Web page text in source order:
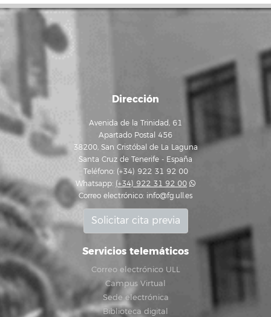
Dirección
Avenida de la Trinidad, 61
Apartado Postal 456
38200, San Cristóbal de La Laguna
Santa Cruz de Tenerife - España
Teléfono: (+34) 922 31 92 00
Whatsapp: (+34) 922 31 92 00
Correo electrónico: info@fg.ull.es
Solicitar cita previa
Servicios telemáticos
Correo electrónico ULL
Campus Virtual
Sede electrónica
Biblioteca digital